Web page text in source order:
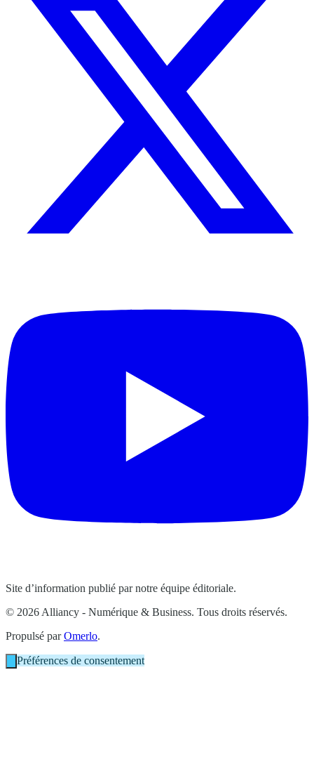
Site d’information publié par notre équipe éditoriale.
© 2026 Alliancy - Numérique & Business. Tous droits réservés.
Propulsé parOmerlo.
Préférences de consentement